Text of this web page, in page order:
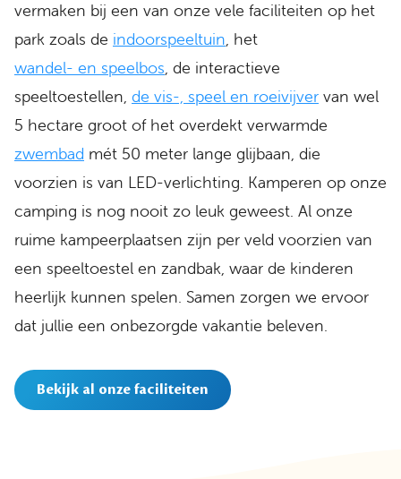
vermaken bij een van onze vele faciliteiten op het
park zoals de indoorspeeltuin, het
wandel- en speelbos, de interactieve
speeltoestellen, de vis-, speel en roeivijver van wel
5 hectare groot of het overdekt verwarmde
zwembad mét 50 meter lange glijbaan, die
voorzien is van LED-verlichting. Kamperen op onze
camping is nog nooit zo leuk geweest. Al onze
ruime kampeerplaatsen zijn per veld voorzien van
een speeltoestel en zandbak, waar de kinderen
heerlijk kunnen spelen. Samen zorgen we ervoor
dat jullie een onbezorgde vakantie beleven.
Bekijk al onze faciliteiten